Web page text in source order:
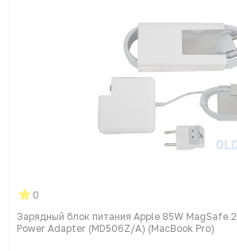
0
Зарядный блок питания Apple 85W MagSafe 2
Power Adapter (MD506Z/A) (MacBook Pro)